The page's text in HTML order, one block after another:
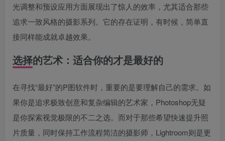
光调整和预设应用方面展现出了惊人的效率，尤其适合那些
追求一致风格的摄影系列。它的存在证明，有时候，简单直
接同样能成就卓越效果。
选择的艺术：适合你的才是最好的
在寻找“最好”的P图软件时，重要的是要理解自己的需求。如
果你是追求极致创意和复杂编辑的艺术家，Photoshop无疑
是你探索视觉极限的不二之选。而对于那些希望快速提升照
片质量，同时保持工作流程简洁的摄影师，Lightroom则是更